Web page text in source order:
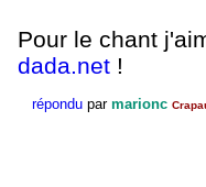
Pour le chant
dada.net !
répondu par marionc